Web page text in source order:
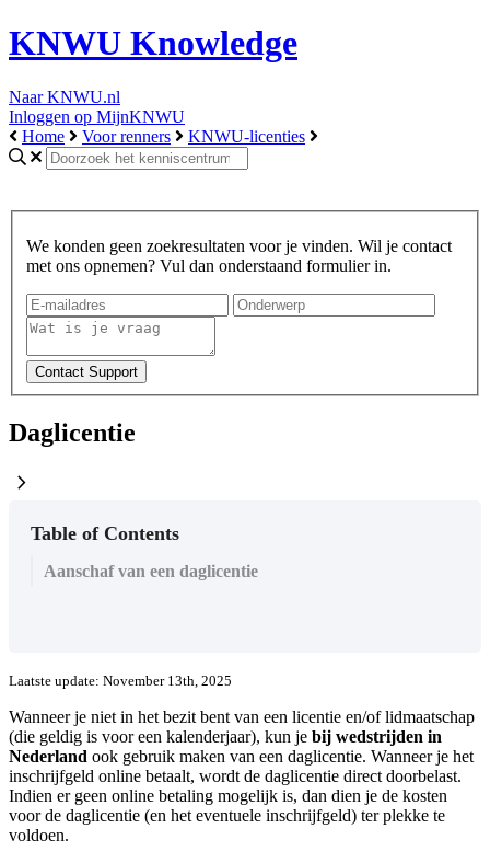
KNWU Knowledge
Naar KNWU.nl
Inloggen op MijnKNWU
Home
Voor renners KNWU-licenties
We konden geen zoekresultaten voor je vinden. Wil je contact
met ons opnemen? Vul dan onderstaand formulier in.
Daglicentie
chevron_right
Table of Contents
Aanschaf van een daglicentie
Laatste update: November 13th, 2025
Wanneer je niet in het bezit bent van een licentie en/of lidmaatschap
(die geldig is voor een kalenderjaar), kun je bij wedstrijden in
Nederland ook gebruik maken van een daglicentie. Wanneer je het
inschrijfgeld online betaalt, wordt de daglicentie direct doorbelast.
Indien er geen online betaling mogelijk is, dan dien je de kosten
voor de daglicentie (en het eventuele inschrijfgeld) ter plekke te
voldoen.